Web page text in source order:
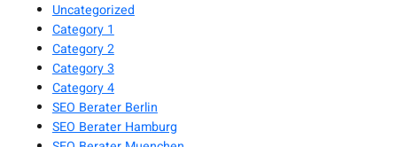
Uncategorized
Category 1
Category 2
Category 3
Category 4
SEO Berater Berlin
SEO Berater Hamburg